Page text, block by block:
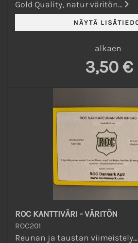
Gold Quality, natur väritön...
alkaen
3,50 €
ROC KANTTIVÄRI - VÄRITÖN
ROC201
Reunan ja taustan viimeistely...